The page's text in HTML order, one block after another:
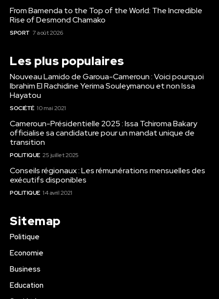
From Bamenda to the Top of the World: The Incredible
Rise of Desmond Chamako
SPORT 7 août 2026
Les plus populaires
Nouveau Lamido de Garoua-Cameroun : Voici pourquoi
Ibrahim El Rachidine Yerima Souleymanou et non Issa
Hayatou
SOCIÉTÉ 10 mai 2021
Cameroun-Présidentielle 2025 : Issa Tchiroma Bakary
officialise sa candidature pour un mandat unique de
transition
POLITIQUE 25 juillet 2025
Conseils régionaux : Les rémunérations mensuelles des
exécutifs disponibles
POLITIQUE 14 avril 2021
Sitemap
Politique
Economie
Business
Education